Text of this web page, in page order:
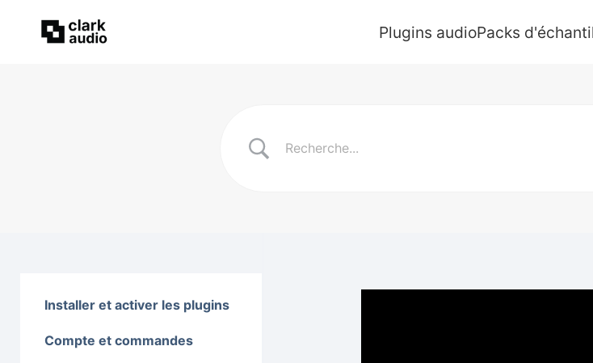
Plugins audioPacks
Installer et activer les plugins
Compte et commandes